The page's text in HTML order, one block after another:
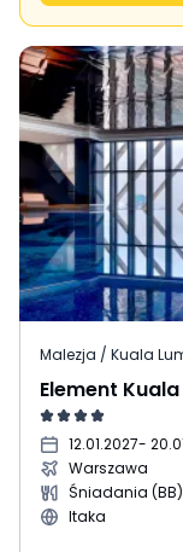
Malezja / Kuala
Element
12.01.2027-
Warszawa
Śniadania (BB)
Itaka